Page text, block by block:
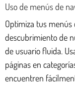
Uso de menús de
Optimiza tus
descubrimiento de
de usuario fluida.
páginas en
encuentren